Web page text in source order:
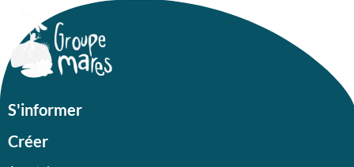
S'informer
Créer